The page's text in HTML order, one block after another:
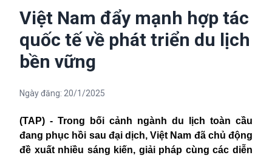
Việt Nam đẩy mạnh hợp tác
quốc tế về phát triển du lịch
bền vững
Ngày đăng: 20/1/2025
(TAP) - Trong bối cảnh ngành du lịch toàn cầu
đang phục hồi sau đại dịch, Việt Nam đã chủ động
đề xuất nhiều sáng kiến, giải pháp cùng các diễn